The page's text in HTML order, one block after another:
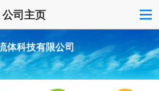
公司主页
体科技有限公司